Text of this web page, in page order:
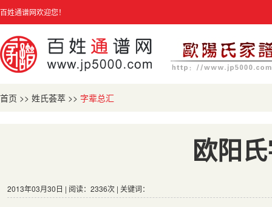
百姓通谱网欢迎您！
首页 >> 姓氏荟萃 >> 字辈总汇
欧阳
2013年03月30日 | 阅读：2336次 | 关键词：